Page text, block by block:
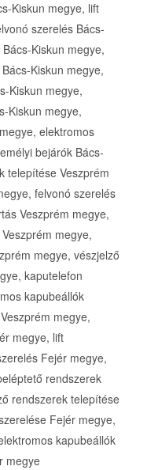
Kiskun megye, lift
szerelés Bács-
Kiskun megye,
Kiskun megye,
Kiskun megye,
Kiskun megye,
elektromos
bejárók Bács-
telepítése Veszprém
felvonó szerelés
Veszprém megye,
megye,
megye, vészjelző
kaputelefon
kapubeállók
megye,
megye, lift
Fejér megye,
rendszerek
rendszerek telepítése
Fejér megye,
kapubeállók
megye